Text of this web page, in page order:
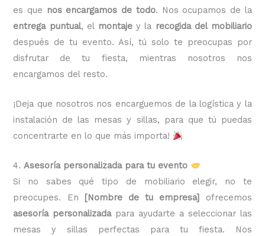
es que nos encargamos de todo. Nos ocupamos de la
entrega puntual, el montajey la recogida del mobiliario
después de tu evento. Así, tú solo te preocupas por
disfrutar de tu fiesta, mientras nosotros nos
encargamos del resto.
¡Deja que nosotros nos encarguemos de la logística y la
instalación de las mesas y sillas, para que tú puedas
concentrarte en lo que más importa!
4.Asesoría personalizada para tu evento
Si no sabes qué tipo de mobiliario elegir, no te
preocupes. En
[Nombre de tu empresa]
ofrecemos
asesoría personalizadapara ayudarte a seleccionar las
mesas y sillas perfectas para tu fiesta. Nos